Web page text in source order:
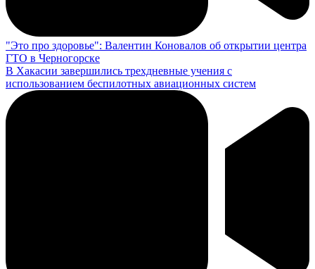
"Это про здоровье": Валентин Коновалов об открытии центра
ГТО в Черногорске
В Хакасии завершились трехдневные учения с
использованием беспилотных авиационных систем